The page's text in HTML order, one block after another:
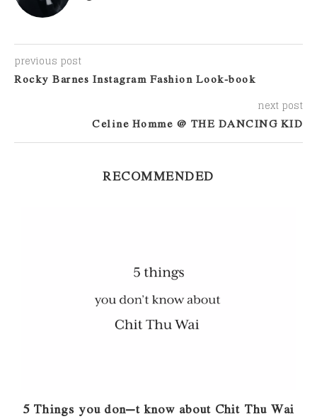
previous post
Rocky Barnes Instagram Fashion Look-book
next post
Celine Homme @ THE DANCING KID
RECOMMENDED
5 Things you don’t know about Chit Thu Wai